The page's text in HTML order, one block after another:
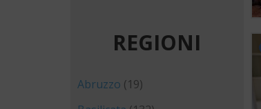
REGIONI
Abruzzo (19)